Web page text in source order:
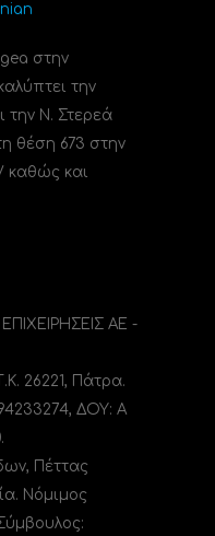
στην
την
την Ν. Στερεά
θέση 673 στην
καθώς και
ΑΕ -
26221, Πάτρα.
ΔΟΥ: A
Πέττας
Νόμιμος